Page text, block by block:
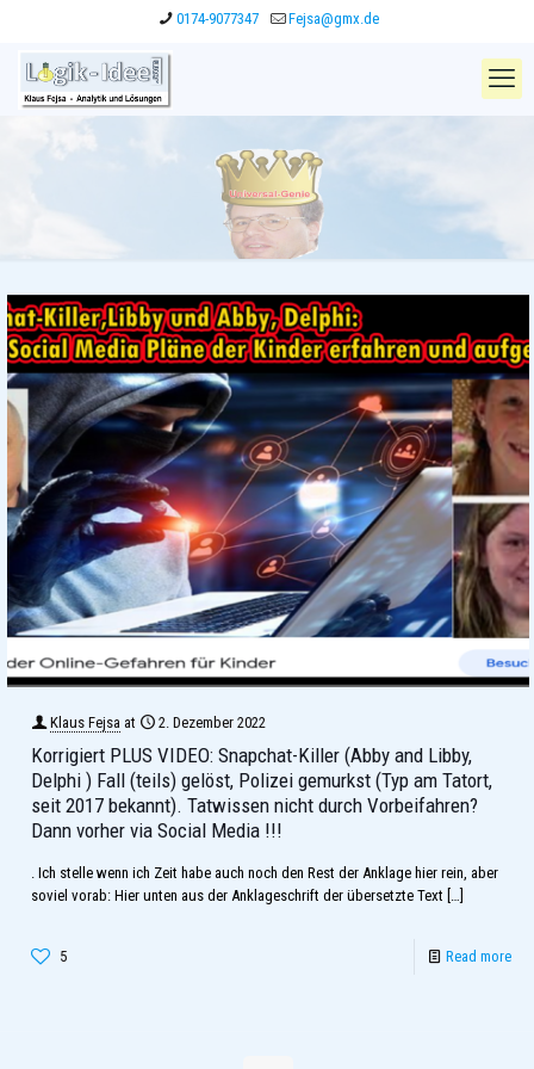
0174-9077347 Fejsa@gmx.de
Klaus Fejsa at 2. Dezember 2022
Korrigiert PLUS VIDEO: Snapchat-Killer (Abby and Libby,
Delphi ) Fall (teils) gelöst, Polizei gemurkst (Typ am Tatort,
seit 2017 bekannt). Tatwissen nicht durch Vorbeifahren?
Dann vorher via Social Media !!!
. Ich stelle wenn ich Zeit habe auch noch den Rest der Anklage hier rein, aber
soviel vorab: Hier unten aus der Anklageschrift der übersetzte Text […]
5 Read more